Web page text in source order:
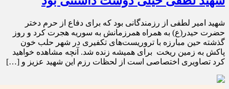
شهید امیر لطفی از رزمندگانی بود که برای دفاع از حرم دختر
حضرت حیدر(ع) به همراه همرزمانش به سوریه هجرت کرد و روز
گذشته حین مبارزه با تروریست‌های تکفیری در شهر حلب خون
پاکش به زمین ریخت برای همیشه زنده شد. آنچه مشاهده خواهید
کرد تصاویری اختصاصی است از لحظات رزم این شهید عزیز و […]